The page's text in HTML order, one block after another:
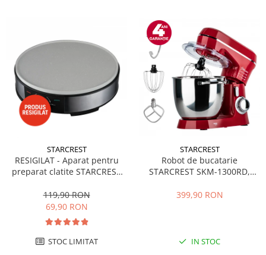
STARCREST
RESIGILAT - Aparat pentru
preparat clatite STARCREST
invelis ceramic antiaderent,
30 cm, Inox / Negru
119,90 RON
69,90 RON
STOC LIMITAT
STARCREST
Robot de bucatarie
STARCREST SKM-1300RD,
Accesorii, 10 Viteze + Pulse,
399,90 RON
IN STOC